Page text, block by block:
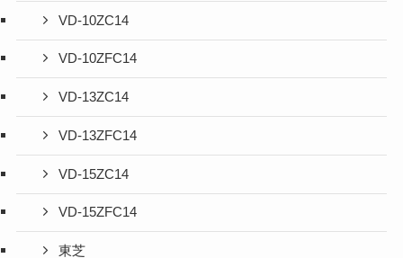
VD-10ZC14
VD-10ZFC14
VD-13ZC14
VD-13ZFC14
VD-15ZC14
VD-15ZFC14
東芝